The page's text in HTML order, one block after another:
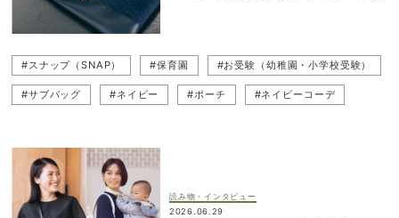
#スナップ（SNAP） #保育園 #お受験（幼稚園・小学校受験）
#サブバッグ #ネイビー #ポーチ #ネイビーコーデ
#FEILER（フェイラー）
読み物・インタビュー
2026.06.29